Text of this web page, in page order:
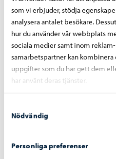
som vi erbjuder, stödja
analysera antalet besökare.
hur du använder vår webbplats
sociala medier samt inom reklam-
samarbetspartner kan
uppgifter som du har gett dem
har använt deras tjänster.
Nödvändig
Personliga preferenser
Borgå vatten avlägsnar
Gammelbackavägen –
juli
Bräddningar vid
störtregn 4. – 5.7.2026